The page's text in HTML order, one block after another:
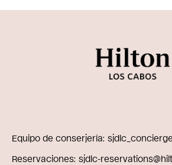
Equipo de conserjería
Reservaciones sjdlc-